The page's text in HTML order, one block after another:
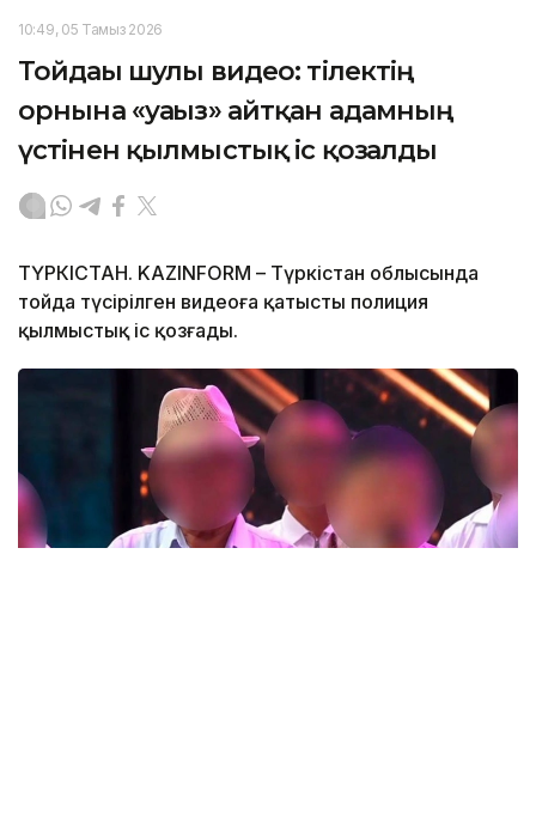
10:49, 05 Тамыз 2026
Тойдағы шулы видео: тілектің
орнына «уағыз» айтқан адамның
үстінен қылмыстық іс қозғалды
ТҮРКІСТАН. KAZINFORM – Түркістан облысында
тойда түсірілген видеоға қатысты полиция
қылмыстық іс қозғады.